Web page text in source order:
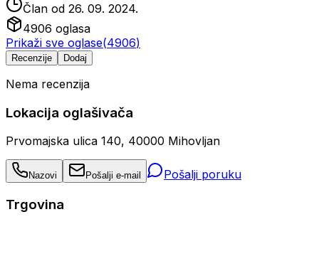
Član od 26. 09. 2024.
4906 oglasa
Prikaži sve oglase(4906)
Recenzije Dodaj
Nema recenzija
Lokacija oglašivača
Prvomajska ulica 140, 40000 Mihovljan
Nazovi Pošalji e-mail Pošalji poruku
Trgovina